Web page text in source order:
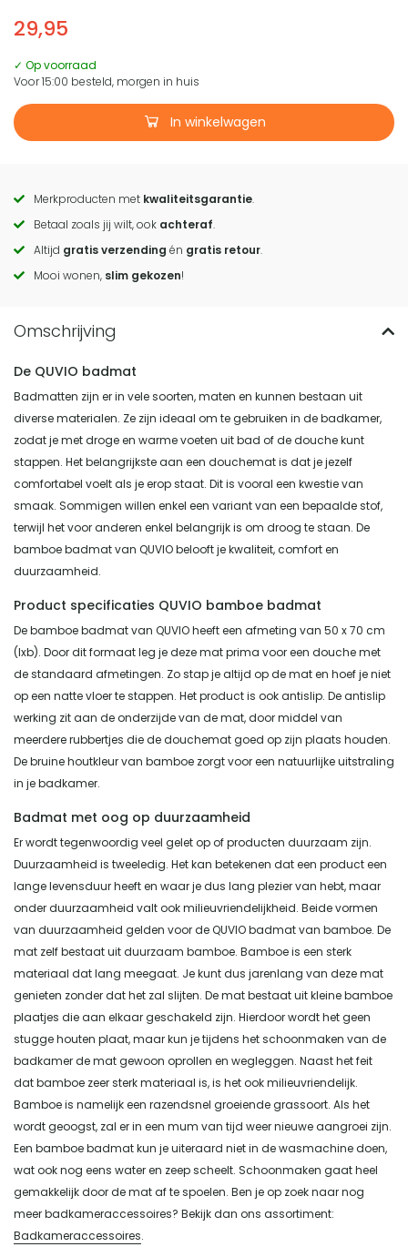
29,95
✓ Op voorraad
Voor 15:00 besteld, morgen in huis
In winkelwagen
Call
to
actions
Merkproducten met kwaliteitsgarantie.
Betaal zoals jij wilt, ook achteraf.
Altijd gratis verzending én gratis retour.
Mooi wonen, slim gekozen!
De QUVIO badmat
Badmatten zijn er in vele soorten, maten en kunnen bestaan uit
diverse materialen. Ze zijn ideaal om te gebruiken in de badkamer,
zodat je met droge en warme voeten uit bad of de douche kunt
stappen. Het belangrijkste aan een douchemat is dat je jezelf
comfortabel voelt als je erop staat. Dit is vooral een kwestie van
smaak. Sommigen willen enkel een variant van een bepaalde stof,
terwijl het voor anderen enkel belangrijk is om droog te staan. De
bamboe badmat van QUVIO belooft je kwaliteit, comfort en
duurzaamheid.
Product specificaties QUVIO bamboe badmat
De bamboe badmat van QUVIO heeft een afmeting van 50 x 70 cm
(lxb). Door dit formaat leg je deze mat prima voor een douche met
de standaard afmetingen. Zo stap je altijd op de mat en hoef je niet
op een natte vloer te stappen. Het product is ook antislip. De antislip
werking zit aan de onderzijde van de mat, door middel van
meerdere rubbertjes die de douchemat goed op zijn plaats houden.
De bruine houtkleur van bamboe zorgt voor een natuurlijke uitstraling
in je badkamer.
Badmat met oog op duurzaamheid
Er wordt tegenwoordig veel gelet op of producten duurzaam zijn.
Duurzaamheid is tweeledig. Het kan betekenen dat een product een
lange levensduur heeft en waar je dus lang plezier van hebt, maar
onder duurzaamheid valt ook milieuvriendelijkheid. Beide vormen
van duurzaamheid gelden voor de QUVIO badmat van bamboe. De
mat zelf bestaat uit duurzaam bamboe. Bamboe is een sterk
materiaal dat lang meegaat. Je kunt dus jarenlang van deze mat
genieten zonder dat het zal slijten. De mat bestaat uit kleine bamboe
plaatjes die aan elkaar geschakeld zijn. Hierdoor wordt het geen
stugge houten plaat, maar kun je tijdens het schoonmaken van de
badkamer de mat gewoon oprollen en wegleggen. Naast het feit
dat bamboe zeer sterk materiaal is, is het ook milieuvriendelijk.
Bamboe is namelijk een razendsnel groeiende grassoort. Als het
wordt geoogst, zal er in een mum van tijd weer nieuwe aangroei zijn.
Een bamboe badmat kun je uiteraard niet in de wasmachine doen,
wat ook nog eens water en zeep scheelt. Schoonmaken gaat heel
gemakkelijk door de mat af te spoelen. Ben je op zoek naar nog
meer badkameraccessoires? Bekijk dan ons assortiment:
Badkameraccessoires.